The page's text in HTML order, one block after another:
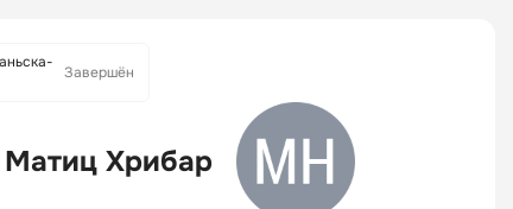
Завершён
Матиц Хрибар